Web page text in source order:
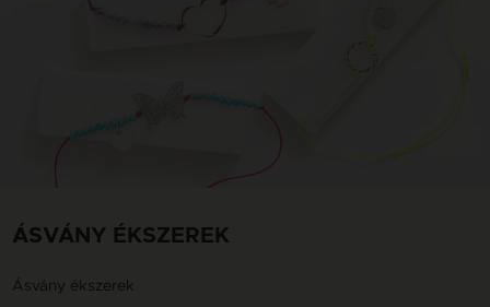
ÁSVÁNY ÉKSZEREK
Ásvány ékszerek